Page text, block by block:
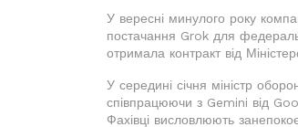
У вересні минулого року
постачання Grok для
отримала контракт від
У середині січня міністр
співпрацюючи з Gemini від
Фахівці висловлюють